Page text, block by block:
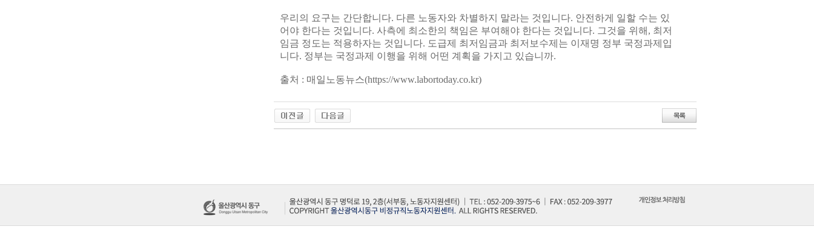
우리의 요구는 간단합니다. 다른 노동자와 차별하지 말라는 것입니다. 안전하게 일할 수는 있
어야 한다는 것입니다. 사측에 최소한의 책임은 부여해야 한다는 것입니다. 그것을 위해, 최저
임금 정도는 적용하자는 것입니다. 도급제 최저임금과 최저보수제는 이재명 정부 국정과제입
니다. 정부는 국정과제 이행을 위해 어떤 계획을 가지고 있습니까.
출처 : 매일노동뉴스(https://www.labortoday.co.kr)